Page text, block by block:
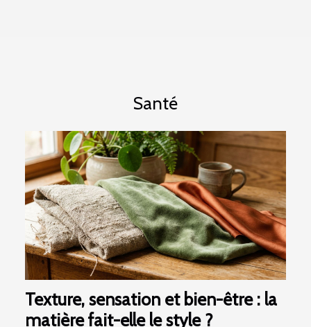
Santé
Texture, sensation et bien-être : la
matière fait-elle le style ?